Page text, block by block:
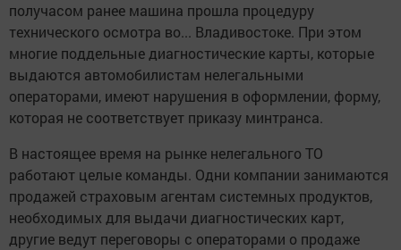
получасом ранее машина прошла процедуру
технического осмотра во... Владивостоке. При этом
многие поддельные диагностические карты, которые
выдаются автомобилистам нелегальными
операторами, имеют нарушения в оформлении, форму,
которая не соответствует приказу минтранса.
В настоящее время на рынке нелегального ТО
работают целые команды. Одни компании занимаются
продажей страховым агентам системных продуктов,
необходимых для выдачи диагностических карт,
другие ведут переговоры с операторами о продаже